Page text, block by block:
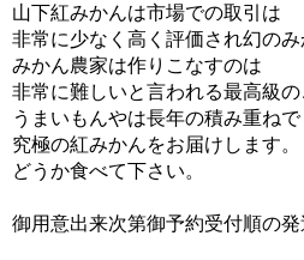
山下紅みかんは市場での取引は
非常に少なく高く評価され幻のみ
みかん農家は作りこなすのは
非常に難しいと言われる最高級の
うまいもんやは長年の積み重ねで
究極の紅みかんをお届けします。
どうか食べて下さい。
御用意出来次第御予約受付順の